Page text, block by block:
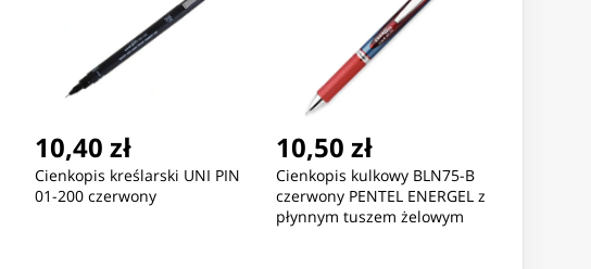
10,40 zł
Cienkopis kreślarski UNI PIN
01-200 czerwony
10,50 zł
Cienkopis kulkowy BLN75-B
czerwony PENTEL ENERGEL z
płynnym tuszem żelowym